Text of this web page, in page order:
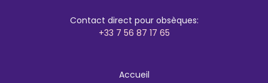
Contact direct pour obsèques:
+33 7 56 87 17 65
Accueil